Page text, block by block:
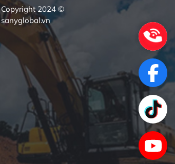
Copyright 2024 ©
sanyglobal.vn